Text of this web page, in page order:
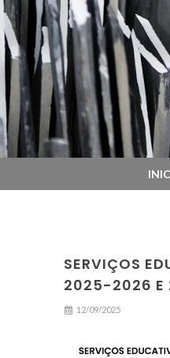
SERVIÇOS
2025-2026
12/09/2025